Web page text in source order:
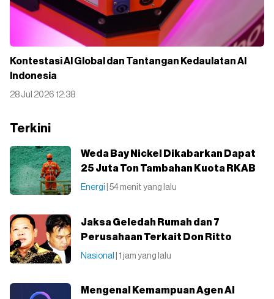
Kontestasi AI Global dan Tantangan Kedaulatan AI
Indonesia
28 Jul 2026 12:38
Terkini
Weda Bay Nickel Dikabarkan Dapat
25 Juta Ton Tambahan Kuota RKAB
Energi | 54 menit yang lalu
Jaksa Geledah Rumah dan 7
Perusahaan Terkait Don Ritto
Nasional | 1 jam yang lalu
Mengenal Kemampuan Agen AI